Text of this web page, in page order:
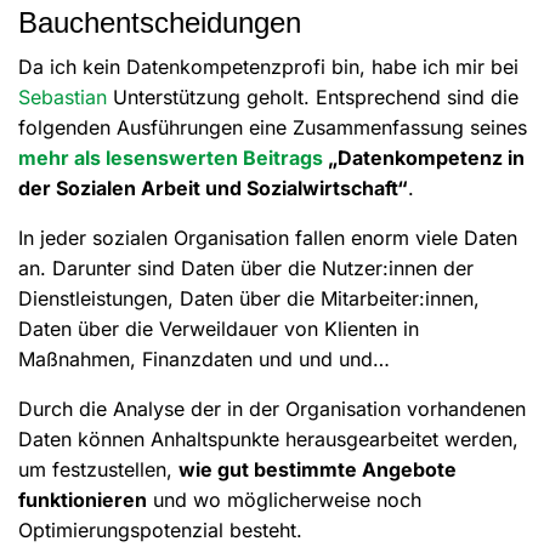
Bauchentscheidungen
Da ich kein Datenkompetenzprofi bin, habe ich mir bei
Sebastian Unterstützung geholt. Entsprechend sind die
folgenden Ausführungen eine Zusammenfassung seines
mehr als lesenswerten Beitrags „Datenkompetenz in
der Sozialen Arbeit und Sozialwirtschaft“.
In jeder sozialen Organisation fallen enorm viele Daten
an. Darunter sind Daten über die Nutzer:innen der
Dienstleistungen, Daten über die Mitarbeiter:innen,
Daten über die Verweildauer von Klienten in
Maßnahmen, Finanzdaten und und und…
Durch die Analyse der in der Organisation vorhandenen
Daten können Anhaltspunkte herausgearbeitet werden,
um festzustellen, wie gut bestimmte Angebote
funktionieren und wo möglicherweise noch
Optimierungspotenzial besteht.